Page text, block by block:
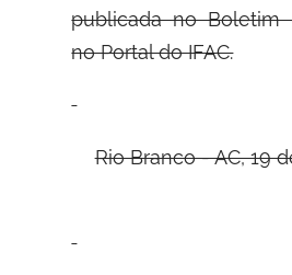
publicada no Boletim
no Portal do IFAC.
Rio Branco - AC, 19